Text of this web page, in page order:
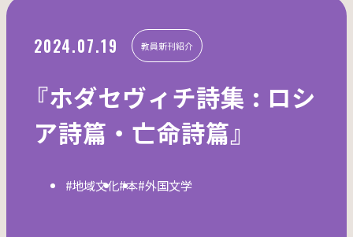
2024.07.19 教員新刊紹介
『ホダセヴィチ詩集 : ロシ
ア詩篇・亡命詩篇』
地域文化 本 外国文学